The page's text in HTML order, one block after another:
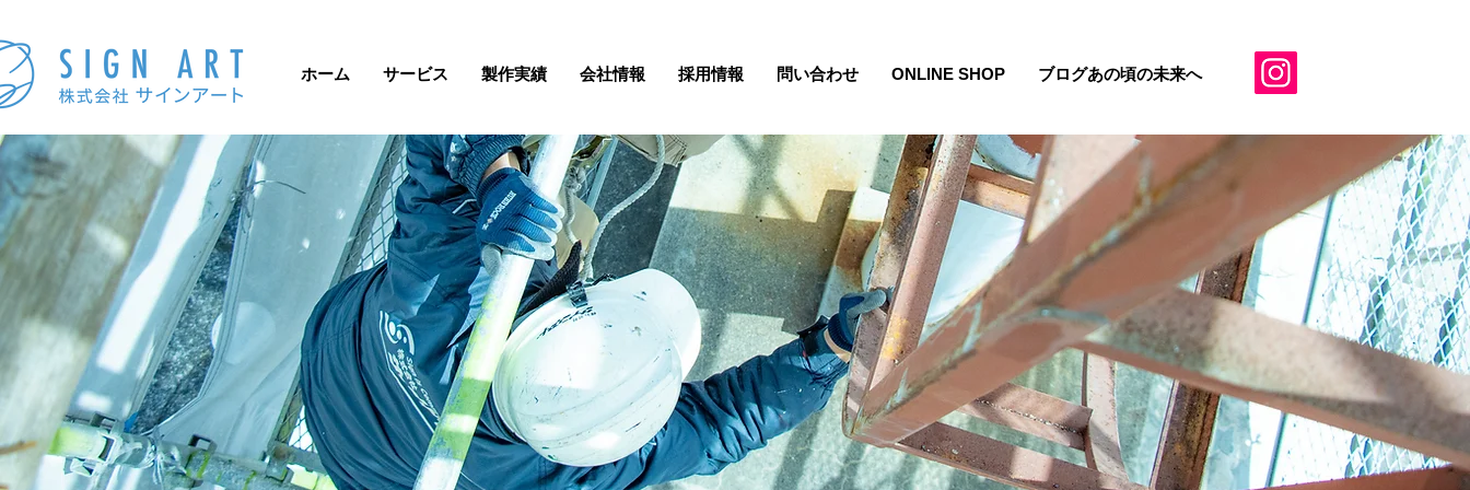
ホーム サービス 製作実績 会社情報 採用情報 問い合わせ ONLINE SHOP ブログあの頃の未来へ